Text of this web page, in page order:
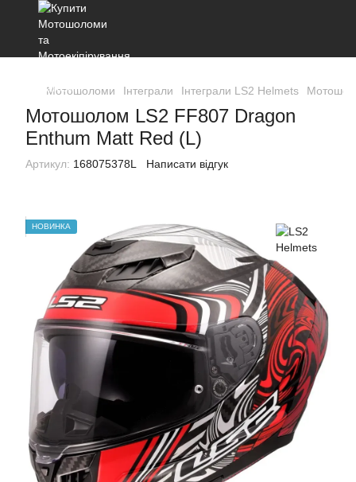
Мотошоломи Інтеграли Інтеграли LS2 Helmets
Мотошолом LS2 FF807 Dragon
Enthum Matt Red (L)
Артикул: 168075378L Написати відгук
НОВИНКА